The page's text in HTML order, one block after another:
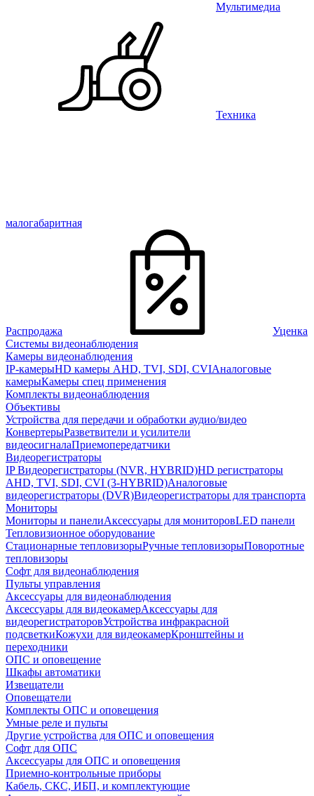
Мультимедиа
Техника
малогабаритная
Распродажа
Уценка
Системы видеонаблюдения
Камеры видеонаблюдения
IP-камерыHD камеры AHD, TVI, SDI, CVIАналоговые
камерыКамеры спец применения
Комплекты видеонаблюдения
Объективы
Устройства для передачи и обработки аудио/видео
КонвертерыРазветвители и усилители
видеосигналаПриемопередатчики
Видеорегистраторы
IP Видеорегистраторы (NVR, HYBRID)HD регистраторы
AHD, TVI, SDI, CVI (3-HYBRID)Аналоговые
видеорегистраторы (DVR)Видеорегистраторы для транспорта
Мониторы
Мониторы и панелиАксессуары для мониторовLED панели
Тепловизионное оборудование
Стационарные тепловизорыРучные тепловизорыПоворотные
тепловизоры
Софт для видеонаблюдения
Пульты управления
Аксессуары для видеонаблюдения
Аксессуары для видеокамерАксессуары для
видеорегистраторовУстройства инфракрасной
подсветкиКожухи для видеокамерКронштейны и
переходники
ОПС и оповещение
Шкафы автоматики
Извещатели
Оповещатели
Комплекты ОПС и оповещения
Умные реле и пульты
Другие устройства для ОПС и оповещения
Софт для ОПС
Аксессуары для ОПС и оповещения
Приемно-контрольные приборы
Кабель, СКС, ИБП, и комплектующие